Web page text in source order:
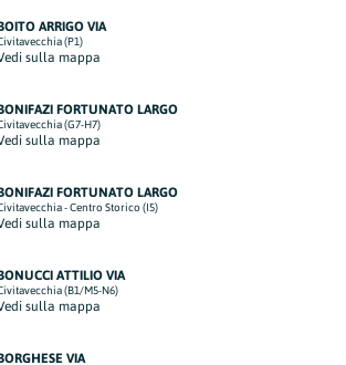
ARRIGO VIA
(P1)
sulla mappa
FORTUNATO LARGO
(G7-H7)
sulla mappa
FORTUNATO LARGO
- Centro Storico (I5)
sulla mappa
ATTILIO VIA
(B1/M5-N6)
sulla mappa
VIA